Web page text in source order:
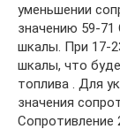
уменьшении
значению 59-71
шкалы. При 17-
шкалы, что
топлива . Для
значения
Сопротивление